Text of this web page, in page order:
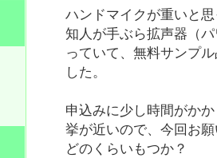
ハンドマイクが重いと
知人が手ぶら拡声器（
っていて、無料サンプ
した。
申込みに少し時間がか
挙が近いので、今回お
どのくらいもつか？